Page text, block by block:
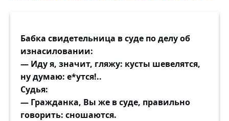
Бабка свидетельница в суде по делу об
изнасиловании:
— Иду я, значит, гляжу: кусты шевелятся,
ну думаю: е*утся!..
Судья:
— Гражданка, Вы же в суде, правильно
говорить: сношаются.